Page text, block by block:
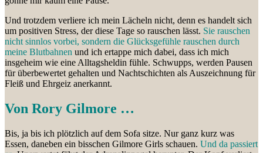
Und trotzdem verliere ich mein Lächeln nicht, denn es handelt sich
um positiven Stress, der diese Tage so rauschen lässt. Sie rauschen
nicht sinnlos vorbei, sondern die Glücksgefühle rauschen durch
meine Blutbahnen und ich ertappe mich dabei, dass ich mich
insgeheim wie eine Alltagsheldin fühle. Schwupps, werden Pausen
für überbewertet gehalten und Nachtschichten als Auszeichnung für
Fleiß und Ehrgeiz anerkannt.
Von Rory Gilmore …
Bis, ja bis ich plötzlich auf dem Sofa sitze. Nur ganz kurz was
Essen, daneben ein bisschen Gilmore Girls schauen. Und da passiert